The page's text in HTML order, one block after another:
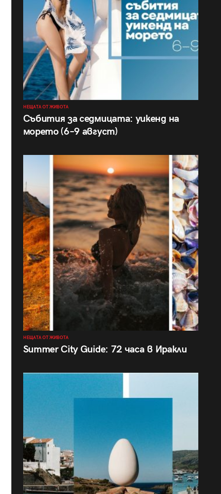
НЕЩАТА ОТ ЖИВОТА
Събития за седмицата: уикенд на
морето (6–9 август)
НЕЩАТА ОТ ЖИВОТА
Summer City Guide: 72 часа в Иракли